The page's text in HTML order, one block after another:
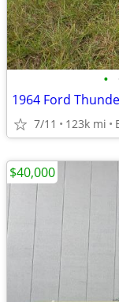
•
1964 Ford
7/11 123k mi
$40,000